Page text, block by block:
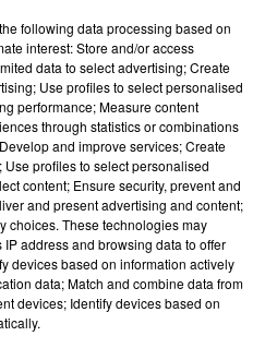
19h30.
following data processing based on
interest: Store and/or access
data to select advertising; Create
Use profiles to select personalised
performance; Measure content
through statistics or combinations
and improve services; Create
profiles to select personalised
content; Ensure security, prevent and
and present advertising and content;
choices. These technologies may
address and browsing data to offer
devices based on information actively
data; Match and combine data from
devices; Identify devices based on